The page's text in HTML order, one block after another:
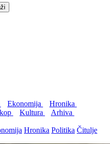
Ekonomija
Hronika
Kultura
Arhiva
Hronika Politika Čitulje